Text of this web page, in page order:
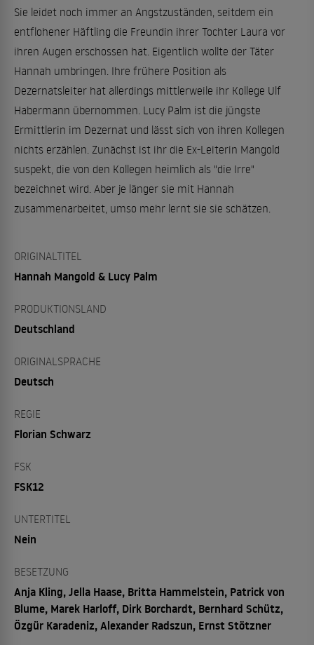
Sie leidet noch immer an Angstzuständen, seitdem ein
entflohener Häftling die Freundin ihrer Tochter Laura vor
ihren Augen erschossen hat. Eigentlich wollte der Täter
Hannah umbringen. Ihre frühere Position als
Dezernatsleiter hat allerdings mittlerweile ihr Kollege Ulf
Habermann übernommen. Lucy Palm ist die jüngste
Ermittlerin im Dezernat und lässt sich von ihren Kollegen
nichts erzählen. Zunächst ist ihr die Ex-Leiterin Mangold
suspekt, die von den Kollegen heimlich als "die Irre"
bezeichnet wird. Aber je länger sie mit Hannah
zusammenarbeitet, umso mehr lernt sie sie schätzen.
ORIGINALTITEL
Hannah Mangold & Lucy Palm
PRODUKTIONSLAND
Deutschland
ORIGINALSPRACHE
Deutsch
REGIE
Florian Schwarz
FSK
FSK12
UNTERTITEL
Nein
BESETZUNG
Anja Kling, Jella Haase, Britta Hammelstein, Patrick von
Blume, Marek Harloff, Dirk Borchardt, Bernhard Schütz,
Özgür Karadeniz, Alexander Radszun, Ernst Stötzner